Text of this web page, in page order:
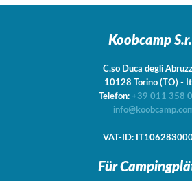
Koobcamp
C.so Duca degli
10128 Torino (TO) -
Telefon: +39 011 358
VAT-ID:
Für